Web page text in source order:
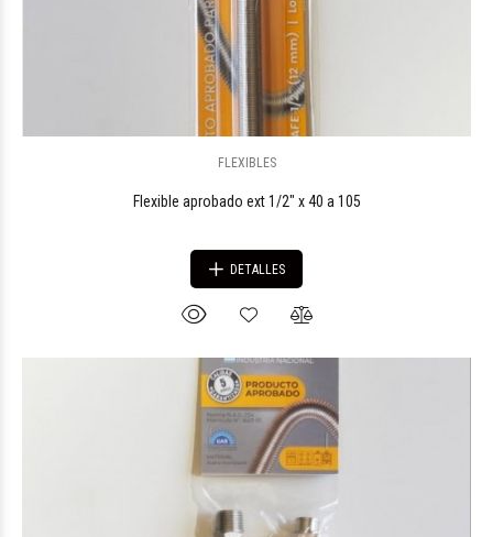
FLEXIBLES
Flexible aprobado ext 1/2" x 40 a 105
DETALLES